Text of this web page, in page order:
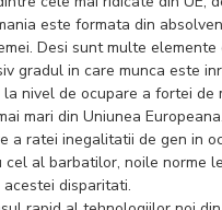
este formata din
Desi sunt multe elemente
gradul in care munca este
nivel de ocupare a fortei de
mari din Uniunea
a ratei inegalitatii de gen in
al barbatilor, noile norme
disparitati.